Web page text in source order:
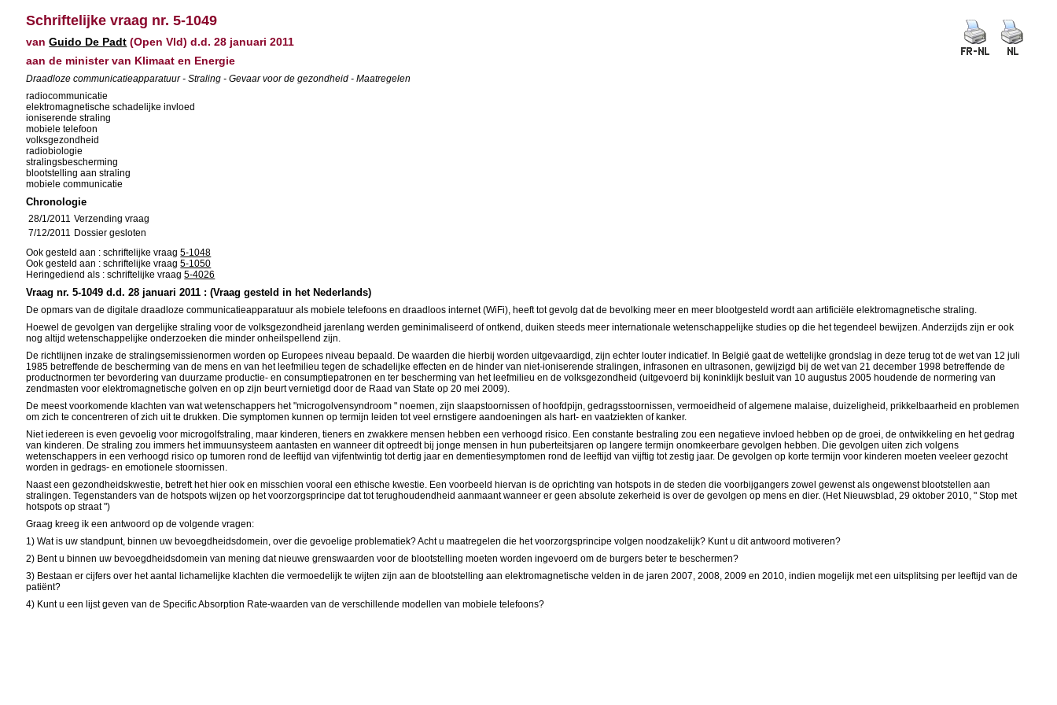
Schriftelijke vraag nr. 5-1049
vanGuido De Padt (Open Vld) d.d. 28 januari 2011
aan de minister van Klimaat en Energie
Draadloze communicatieapparatuur - Straling - Gevaar voor de gezondheid - Maatregelen
radiocommunicatie
elektromagnetische schadelijke invloed
ioniserende straling
mobiele telefoon
volksgezondheid
radiobiologie
stralingsbescherming
blootstelling aan straling
mobiele communicatie
Chronologie
28/1/2011 Verzending vraag
7/12/2011 Dossier gesloten
Ook gesteld aan : schriftelijke vraag5-1048
Ook gesteld aan : schriftelijke vraag5-1050
Heringediend als : schriftelijke vraag5-4026
Vraag nr. 5-1049 d.d. 28 januari 2011 : (Vraag gesteld in het Nederlands)
De opmars van de digitale draadloze communicatieapparatuur als mobiele telefoons en draadloos internet (WiFi), heeft tot gevolg dat de bevolking meer en meer blootgesteld wordt aan artificiële elektromagnetische straling.
Hoewel de gevolgen van dergelijke straling voor de volksgezondheid jarenlang werden geminimaliseerd of ontkend, duiken steeds meer internationale wetenschappelijke studies op die het tegendeel bewijzen. Anderzijds zijn er ook
nog altijd wetenschappelijke onderzoeken die minder onheilspellend zijn.
De richtlijnen inzake de stralingsemissienormen worden op Europees niveau bepaald. De waarden die hierbij worden uitgevaardigd, zijn echter louter indicatief. In België gaat de wettelijke grondslag in deze terug tot de wet van 12 juli
1985 betreffende de bescherming van de mens en van het leefmilieu tegen de schadelijke effecten en de hinder van niet-ioniserende stralingen, infrasonen en ultrasonen, gewijzigd bij de wet van 21 december 1998 betreffende de
productnormen ter bevordering van duurzame productie- en consumptiepatronen en ter bescherming van het leefmilieu en de volksgezondheid (uitgevoerd bij koninklijk besluit van 10 augustus 2005 houdende de normering van
zendmasten voor elektromagnetische golven en op zijn beurt vernietigd door de Raad van State op 20 mei 2009).
De meest voorkomende klachten van wat wetenschappers het "microgolvensyndroom " noemen, zijn slaapstoornissen of hoofdpijn, gedragsstoornissen, vermoeidheid of algemene malaise, duizeligheid, prikkelbaarheid en problemen
om zich te concentreren of zich uit te drukken. Die symptomen kunnen op termijn leiden tot veel ernstigere aandoeningen als hart- en vaatziekten of kanker.
Niet iedereen is even gevoelig voor microgolfstraling, maar kinderen, tieners en zwakkere mensen hebben een verhoogd risico. Een constante bestraling zou een negatieve invloed hebben op de groei, de ontwikkeling en het gedrag
van kinderen. De straling zou immers het immuunsysteem aantasten en wanneer dit optreedt bij jonge mensen in hun puberteitsjaren op langere termijn onomkeerbare gevolgen hebben. Die gevolgen uiten zich volgens
wetenschappers in een verhoogd risico op tumoren rond de leeftijd van vijfentwintig tot dertig jaar en dementiesymptomen rond de leeftijd van vijftig tot zestig jaar. De gevolgen op korte termijn voor kinderen moeten veeleer gezocht
worden in gedrags- en emotionele stoornissen.
Naast een gezondheidskwestie, betreft het hier ook en misschien vooral een ethische kwestie. Een voorbeeld hiervan is de oprichting van hotspots in de steden die voorbijgangers zowel gewenst als ongewenst blootstellen aan
stralingen. Tegenstanders van de hotspots wijzen op het voorzorgsprincipe dat tot terughoudendheid aanmaant wanneer er geen absolute zekerheid is over de gevolgen op mens en dier. (Het Nieuwsblad, 29 oktober 2010, " Stop met
hotspots op straat ")
Graag kreeg ik een antwoord op de volgende vragen:
1) Wat is uw standpunt, binnen uw bevoegdheidsdomein, over die gevoelige problematiek? Acht u maatregelen die het voorzorgsprincipe volgen noodzakelijk? Kunt u dit antwoord motiveren?
2) Bent u binnen uw bevoegdheidsdomein van mening dat nieuwe grenswaarden voor de blootstelling moeten worden ingevoerd om de burgers beter te beschermen?
3) Bestaan er cijfers over het aantal lichamelijke klachten die vermoedelijk te wijten zijn aan de blootstelling aan elektromagnetische velden in de jaren 2007, 2008, 2009 en 2010, indien mogelijk met een uitsplitsing per leeftijd van de
patiënt?
4) Kunt u een lijst geven van de Specific Absorption Rate-waarden van de verschillende modellen van mobiele telefoons?